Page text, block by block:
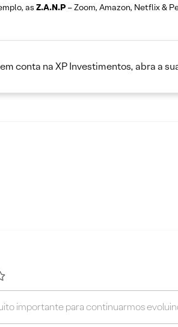
as Z.A.N.P – Zoom, Amazon, Netflix &
conta na XP Investimentos, abra a